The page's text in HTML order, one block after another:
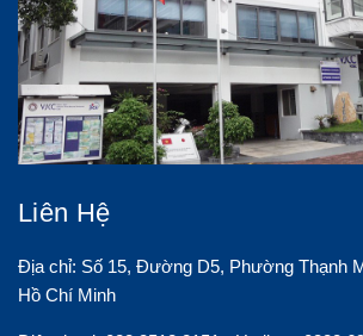
Liên Hệ
Địa chỉ: Số 15, Đường D5, Phường Thạnh
Hồ Chí Minh